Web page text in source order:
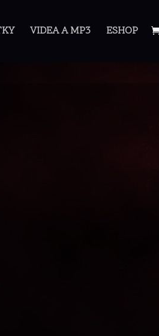
VIDEA A MP3 ESHOP